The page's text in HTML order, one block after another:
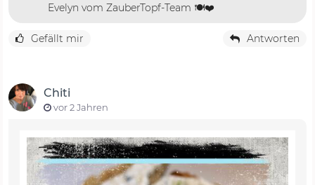
Evelyn vom ZauberTopf-Team 🍽️❤️
Gefällt mir Antworten
Chiti
vor 2 Jahren